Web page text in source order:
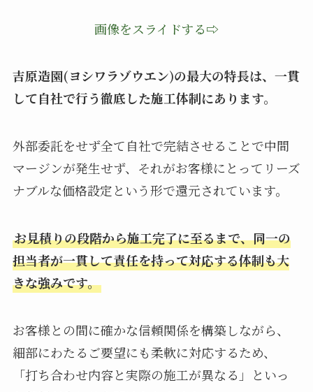
画像をスライドする⇨
吉原造園(ヨシワラゾウエン)の最大の特長は、一貫
して自社で行う徹底した施工体制にあります。
外部委託をせず全て自社で完結させることで中間
マージンが発生せず、それがお客様にとってリーズ
ナブルな価格設定という形で還元されています。
お見積りの段階から施工完了に至るまで、同一の
担当者が一貫して責任を持って対応する体制も大
きな強みです。
お客様との間に確かな信頼関係を構築しながら、
細部にわたるご要望にも柔軟に対応するため、
「打ち合わせ内容と実際の施工が異なる」といっ